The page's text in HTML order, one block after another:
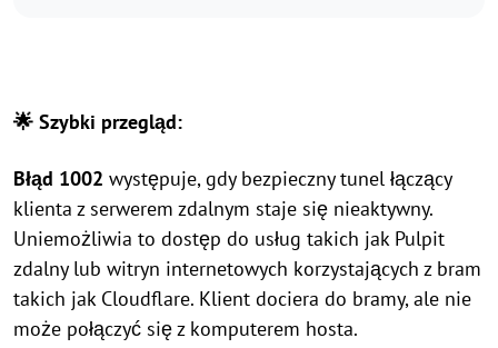
🌟 Szybki przegląd:
Błąd 1002 występuje, gdy bezpieczny tunel łączący
klienta z serwerem zdalnym staje się nieaktywny.
Uniemożliwia to dostęp do usług takich jak Pulpit
zdalny lub witryn internetowych korzystających z bram
takich jak Cloudflare. Klient dociera do bramy, ale nie
może połączyć się z komputerem hosta.